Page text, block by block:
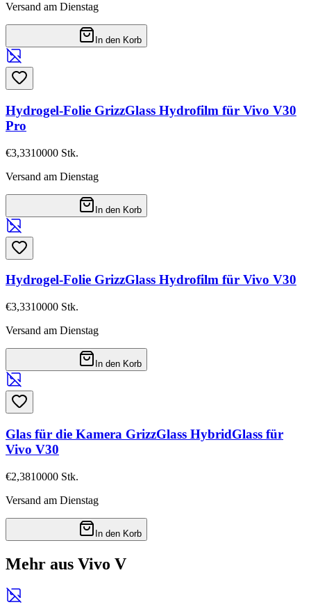
Versand am Dienstag
In den Korb
Hydrogel-Folie GrizzGlass Hydrofilm für Vivo V30
Pro
€3,3310000 Stk.
Versand am Dienstag
In den Korb
Hydrogel-Folie GrizzGlass Hydrofilm für Vivo V30
€3,3310000 Stk.
Versand am Dienstag
In den Korb
Glas für die Kamera GrizzGlass HybridGlass für
Vivo V30
€2,3810000 Stk.
Versand am Dienstag
In den Korb
Mehr aus Vivo V